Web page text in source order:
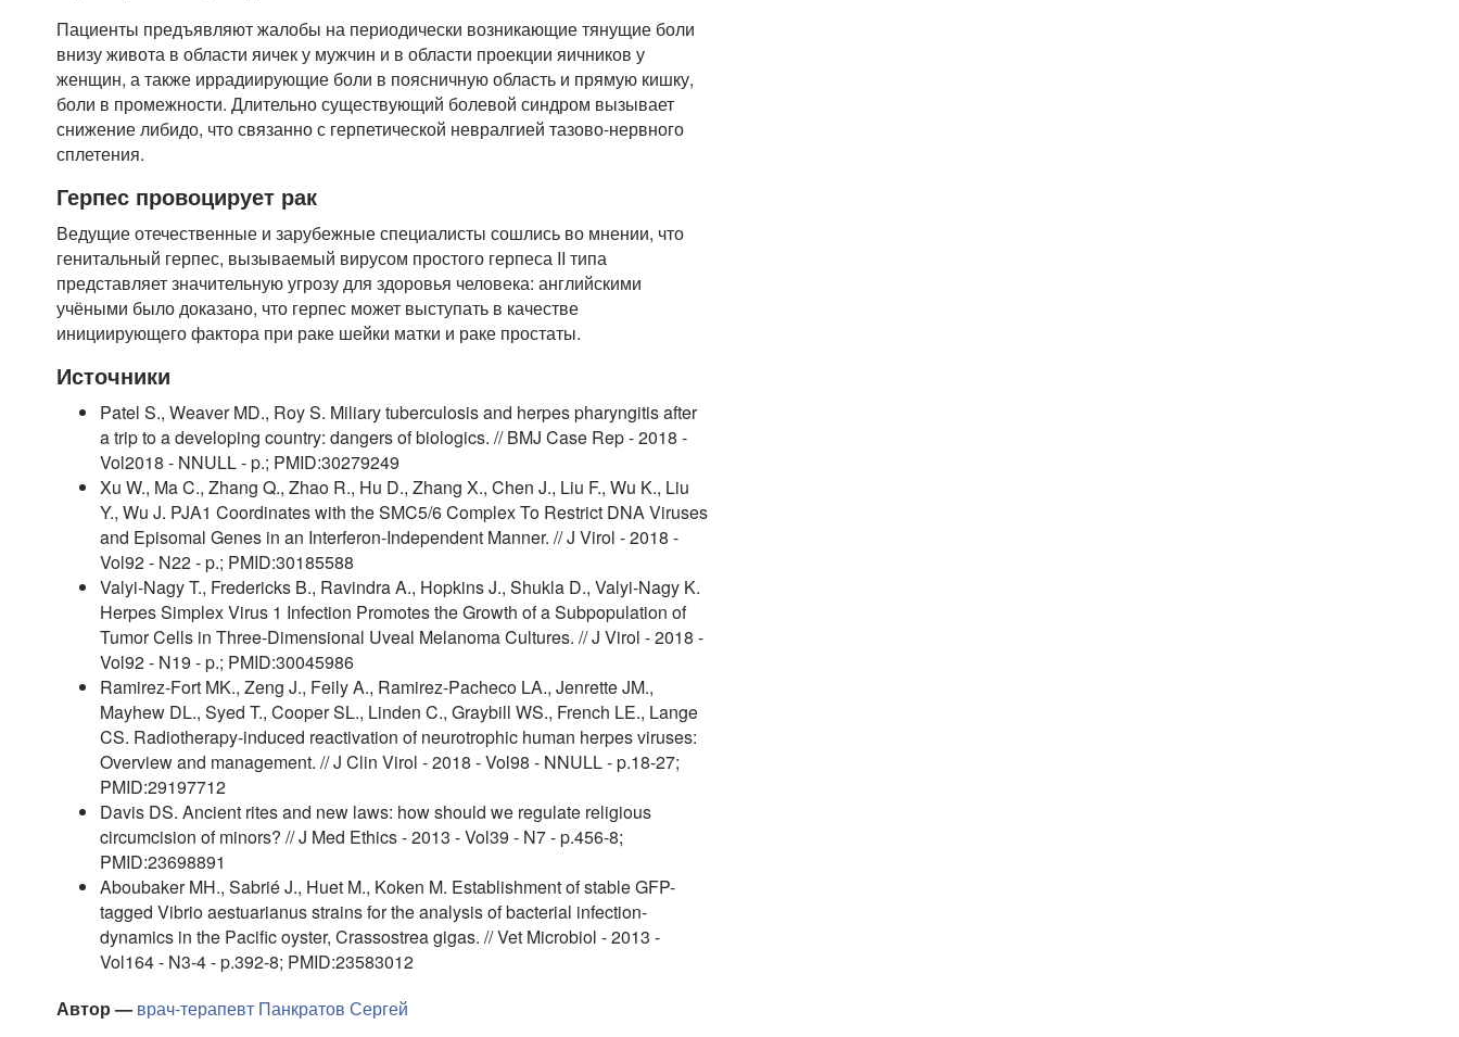
Пациенты предъявляют жалобы на периодически возникающие тянущие боли
внизу живота в области яичек у мужчин и в области проекции яичников у
женщин, а также иррадиирующие боли в поясничную область и прямую кишку,
боли в промежности. Длительно существующий болевой синдром вызывает
снижение либидо, что связанно с герпетической невралгией тазово-нервного
сплетения.
Герпес провоцирует рак
Ведущие отечественные и зарубежные специалисты сошлись во мнении, что
генитальный герпес, вызываемый вирусом простого герпеса II типа
представляет значительную угрозу для здоровья человека: английскими
учёными было доказано, что герпес может выступать в качестве
инициирующего фактора при раке шейки матки и раке простаты.
Источники
Patel S., Weaver MD., Roy S. Miliary tuberculosis and herpes pharyngitis after
a trip to a developing country: dangers of biologics. // BMJ Case Rep - 2018 -
Vol2018 - NNULL - p.; PMID:30279249
Xu W., Ma C., Zhang Q., Zhao R., Hu D., Zhang X., Chen J., Liu F., Wu K., Liu
Y., Wu J. PJA1 Coordinates with the SMC5/6 Complex To Restrict DNA Viruses
and Episomal Genes in an Interferon-Independent Manner. // J Virol - 2018 -
Vol92 - N22 - p.; PMID:30185588
Valyi-Nagy T., Fredericks B., Ravindra A., Hopkins J., Shukla D., Valyi-Nagy K.
Herpes Simplex Virus 1 Infection Promotes the Growth of a Subpopulation of
Tumor Cells in Three-Dimensional Uveal Melanoma Cultures. // J Virol - 2018 -
Vol92 - N19 - p.; PMID:30045986
Ramirez-Fort MK., Zeng J., Feily A., Ramirez-Pacheco LA., Jenrette JM.,
Mayhew DL., Syed T., Cooper SL., Linden C., Graybill WS., French LE., Lange
CS. Radiotherapy-induced reactivation of neurotrophic human herpes viruses:
Overview and management. // J Clin Virol - 2018 - Vol98 - NNULL - p.18-27;
PMID:29197712
Davis DS. Ancient rites and new laws: how should we regulate religious
circumcision of minors? // J Med Ethics - 2013 - Vol39 - N7 - p.456-8;
PMID:23698891
Aboubaker MH., Sabrié J., Huet M., Koken M. Establishment of stable GFP-
tagged Vibrio aestuarianus strains for the analysis of bacterial infection-
dynamics in the Pacific oyster, Crassostrea gigas. // Vet Microbiol - 2013 -
Vol164 - N3-4 - p.392-8; PMID:23583012
Автор — врач-терапевт Панкратов Сергей